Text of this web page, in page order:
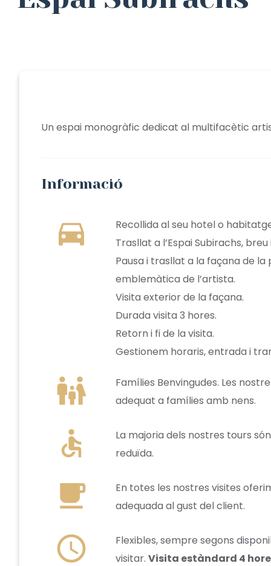
Un espai monogràfic dedicat al multifacètic
Informació
directions_car
Recollida al seu hotel o
Trasllat a l’Espai Subirachs,
Pausa i trasllat a la façana de la
emblemàtica de l’artista.
Visita exterior de la façana.
Durada visita 3 hores.
Retorn i fi de la visita.
Gestionem horaris, entrada i
family_restroom
Famílies Benvingudes. Les
adequat a famílies amb nens.
accessible
La majoria dels nostres tours
reduïda.
local_cafe
En totes les nostres visites
adequada al gust del client.
schedule
Flexibles, sempre segons
visitar.Visita estàndard 4